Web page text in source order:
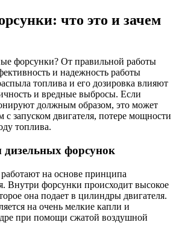
что это и зачем
форсунки? От правильной работы
и надежность работы
топлива и его дозировка влияют
и вредные выбросы. Если
должным образом, это может
с запуском двигателя, потере мощности
топлива.
форсунок
на основе принципа
Внутри форсунки происходит высокое
она подает в цилиндры двигателя.
на очень мелкие капли и
при помощи сжатой воздушной